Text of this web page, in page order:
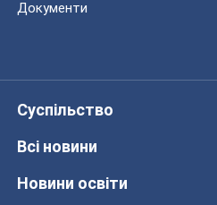
Документи
Суспільство
Всі новини
Новини освіти